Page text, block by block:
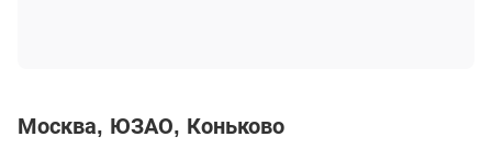
Москва ЮЗАО Коньково